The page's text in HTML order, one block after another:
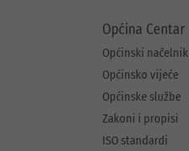
Općina Centar
Općinski načelnik
Općinsko vijeće
Općinske službe
Zakoni i propisi
ISO standardi